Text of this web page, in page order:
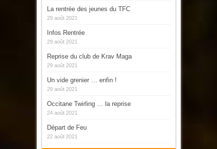
La rentrée des jeunes du TFC
29 août 2021
Infos Rentrée
29 août 2021
Reprise du club de Krav Maga
29 août 2021
Un vide grenier … enfin !
29 août 2021
Occitane Twirling … la reprise
24 août 2021
Départ de Feu
22 août 2021